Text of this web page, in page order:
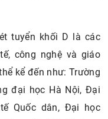
tuyển khối D là các
công nghệ và giáo
kể đến như: Trường
đại học Hà Nội, Đại
Quốc dân, Đại học